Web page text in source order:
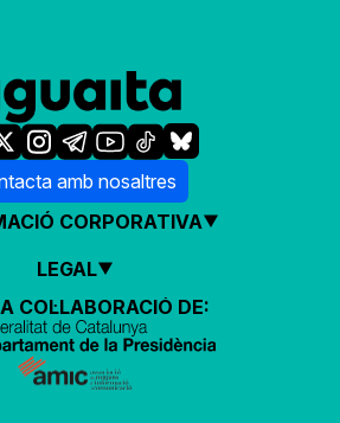
amb nosaltres
CORPORATIVA
LEGAL
COL·LABORACIÓ DE: